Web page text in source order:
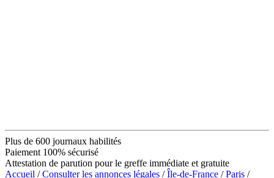
Plus de 600 journaux habilités
Paiement 100% sécurisé
Attestation de parution pour le greffe immédiate et gratuite
Accueil /Consulter les annonces légales /Île-de-France /Paris /